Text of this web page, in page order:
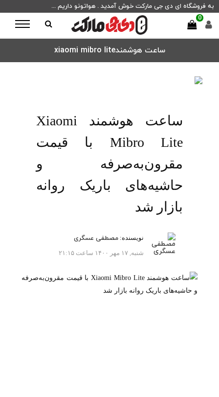
به فروشگاه ای دی جی مارکت خوش آمدید . هواتونو داریم ...
0
ساعت هوشمندxiaomi mibro lite
ساعت هوشمند Xiaomi
Mibro Lite با قیمت
مقرون‌به‌صرفه و
حاشیه‌های باریک روانه
بازار شد
نویسنده: مصطفی عسگری
شنبه, ۱۷ مهر ۱۴۰۰ ساعت ۲۱:۱۵